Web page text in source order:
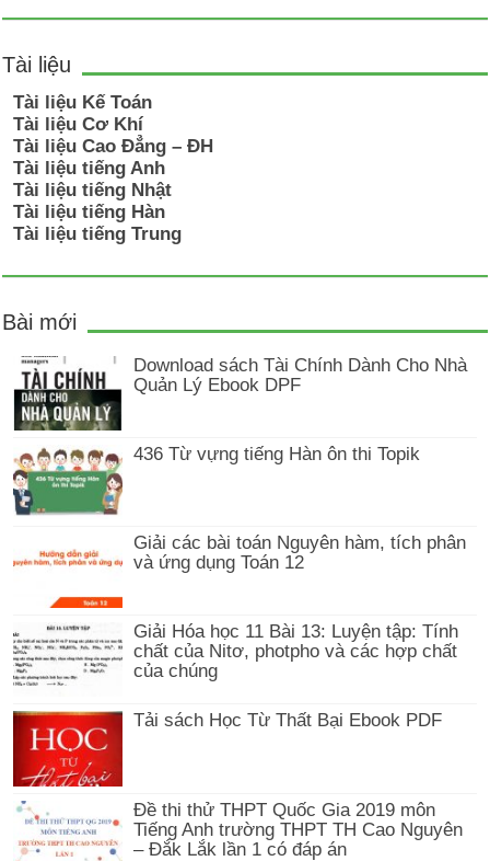
Tài liệu
Tài liệu Kế Toán
Tài liệu Cơ Khí
Tài liệu Cao Đẳng – ĐH
Tài liệu tiếng Anh
Tài liệu tiếng Nhật
Tài liệu tiếng Hàn
Tài liệu tiếng Trung
Bài mới
Download sách Tài Chính Dành Cho Nhà
Quản Lý Ebook DPF
436 Từ vựng tiếng Hàn ôn thi Topik
Giải các bài toán Nguyên hàm, tích phân
và ứng dụng Toán 12
Giải Hóa học 11 Bài 13: Luyện tập: Tính
chất của Nitơ, photpho và các hợp chất
của chúng
Tải sách Học Từ Thất Bại Ebook PDF
Đề thi thử THPT Quốc Gia 2019 môn
Tiếng Anh trường THPT TH Cao Nguyên
– Đắk Lắk lần 1 có đáp án